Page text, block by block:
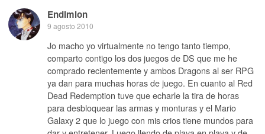
Endimion
9 agosto 2010
Jo macho yo virtualmente no tengo tanto tiempo,
comparto contigo los dos juegos de DS que me he
comprado recientemente y ambos Dragons al ser RPG
ya dan para muchas horas de juego. En cuanto al Red
Dead Redemption tuve que echarle la tira de horas
para desbloquear las armas y monturas y el Mario
Galaxy 2 que lo juego con mis crios tiene mundos para